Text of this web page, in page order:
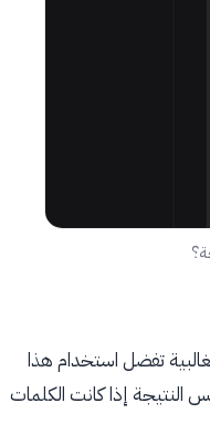
تفضل استخدام هذا
النتيجة إذا كانت الكلمات